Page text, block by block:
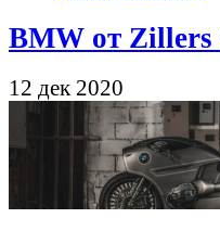
BMW от Zillers
12 дек 2020